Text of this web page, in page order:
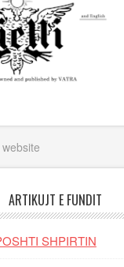
ARTIKUJT E FUNDIT
SHPIRTIN